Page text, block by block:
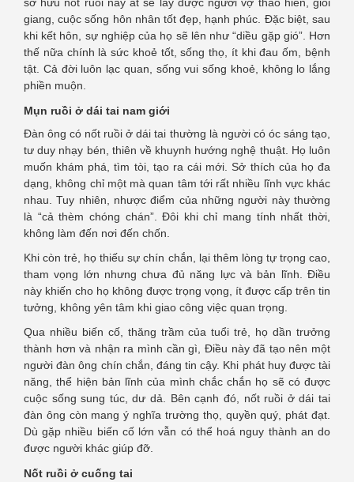
giang, cuộc sống hôn nhân tốt đẹp, hạnh phúc. Đặc biệt, sau
khi kết hôn, sự nghiệp của họ sẽ lên như “diều gặp gió”. Hơn
thế nữa chính là sức khoẻ tốt, sống thọ, ít khi đau ốm, bệnh
tật. Cả đời luôn lạc quan, sống vui sống khoẻ, không lo lắng
phiền muộn.
Mụn ruồi ở dái tai nam giới
Đàn ông có nốt ruồi ở dái tai thường là người có óc sáng tạo,
tư duy nhạy bén, thiên về khuynh hướng nghệ thuật. Họ luôn
muốn khám phá, tìm tòi, tạo ra cái mới. Sở thích của họ đa
dạng, không chỉ một mà quan tâm tới rất nhiều lĩnh vực khác
nhau. Tuy nhiên, nhược điểm của những người này thường
là “cả thèm chóng chán”. Đôi khi chỉ mang tính nhất thời,
không làm đến nơi đến chốn.
Khi còn trẻ, họ thiếu sự chín chắn, lại thêm lòng tự trọng cao,
tham vọng lớn nhưng chưa đủ năng lực và bản lĩnh. Điều
này khiến cho họ không được trọng vọng, ít được cấp trên tin
tưởng, không yên tâm khi giao công việc quan trọng.
Qua nhiều biến cố, thăng trầm của tuổi trẻ, họ dần trưởng
thành hơn và nhận ra mình cần gì, Điều này đã tạo nên một
người đàn ông chín chắn, đáng tin cậy. Khi phát huy được tài
năng, thể hiện bản lĩnh của mình chắc chắn họ sẽ có được
cuộc sống sung túc, dư dả. Bên cạnh đó, nốt ruồi ở dái tai
đàn ông còn mang ý nghĩa trường thọ, quyền quý, phát đạt.
Dù gặp nhiều biến cố lớn vẫn có thể hoá nguy thành an do
được người khác giúp đỡ.
Nốt ruồi ở cuống tai